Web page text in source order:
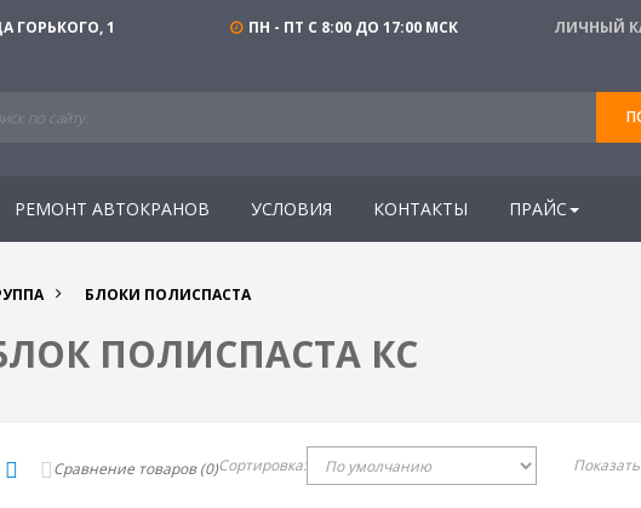
ГОРЬКОГО, 1 ПН - ПТ С 8:00 ДО 17:00 МСК ЛИЧНЫЙ
РЕМОНТ АВТОКРАНОВ УСЛОВИЯ КОНТАКТЫ ПРАЙС
БЛОКИ ПОЛИСПАСТА
ПОЛИСПАСТА КС
Сравнение товаров (0)Сортировка: